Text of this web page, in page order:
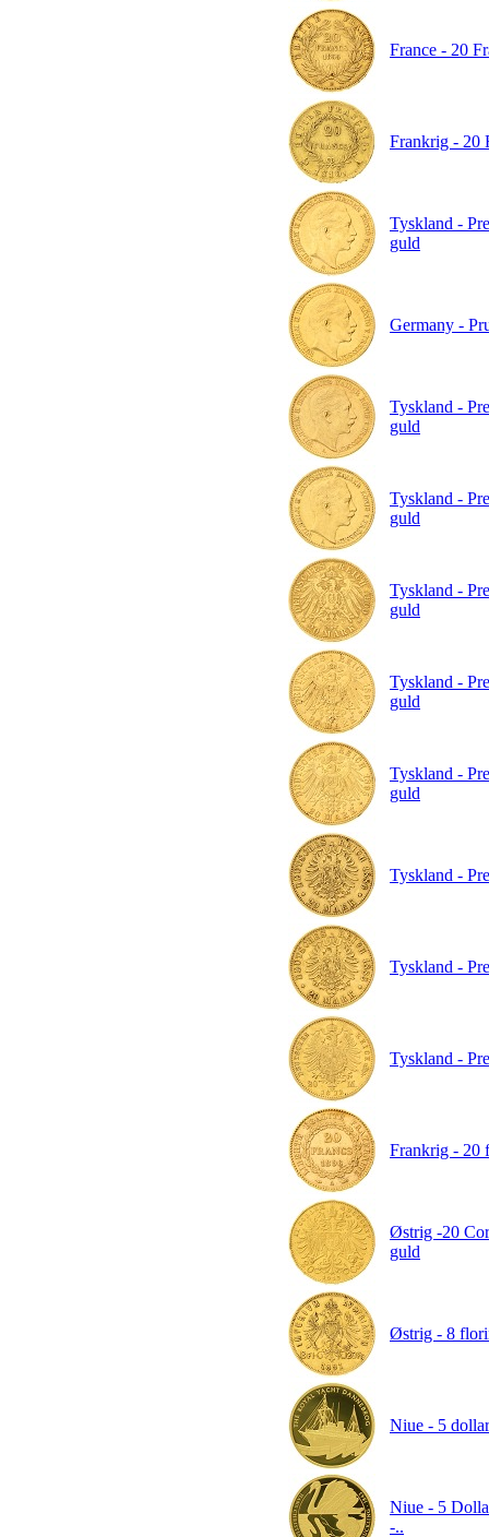
France - 20
Frankrig - 20
Tyskland -
guld
Germany -
Tyskland -
guld
Tyskland -
guld
Tyskland -
guld
Tyskland -
guld
Tyskland -
guld
Tyskland -
Tyskland -
Tyskland -
Frankrig - 20
Østrig -20
guld
Østrig - 8
Niue - 5
Niue - 5
-..